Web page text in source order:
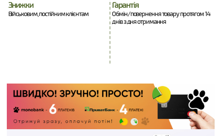
Знижки
Військовим, постійним клієнтам
Гарантія
Обмін/повернення товару протягом 14
днів з дня отримання